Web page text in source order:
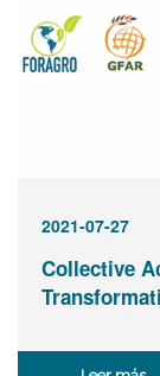
2021-07-27
Collective